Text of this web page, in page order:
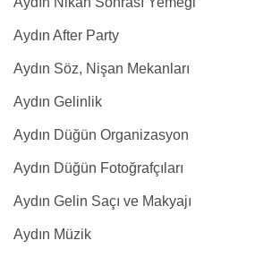
Aydın After Party
Aydın Söz, Nişan Mekanları
Aydın Gelinlik
Aydın Düğün Organizasyon
Aydın Düğün Fotoğrafçıları
Aydın Gelin Saçı ve Makyajı
Aydın Müzik